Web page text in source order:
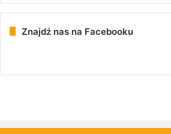
Znajdź nas na Facebooku